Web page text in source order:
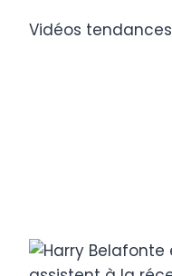
Vidéos tendances